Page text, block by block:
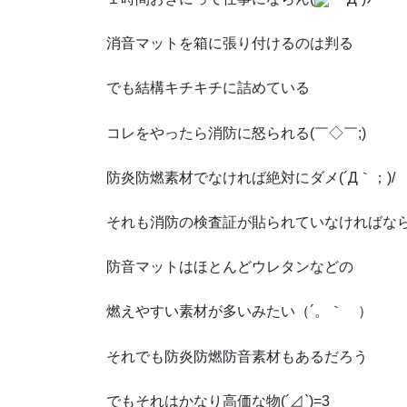
消音マットを箱に張り付けるのは判る
でも結構キチキチに詰めている
コレをやったら消防に怒られる(￣◇￣;)
防炎防燃素材でなければ絶対にダメ(´Д｀；)/
それも消防の検査証が貼られていなければな
防音マットはほとんどウレタンなどの
燃えやすい素材が多いみたい（´。｀ ）
それでも防炎防燃防音素材もあるだろう
でもそれはかなり高価な物(´⊿`)=3